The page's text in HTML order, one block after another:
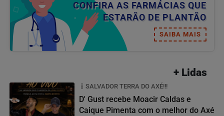
CONFIRA AS FARMÁCIAS QUE
ESTARÃO DE PLANTÃO
SAIBA MAIS
+ Lidas
SALVADOR TERRA DO AXÉ!!!
D' Gust recebe Moacir Caldas e
Caique Pimenta com o melhor do Axé